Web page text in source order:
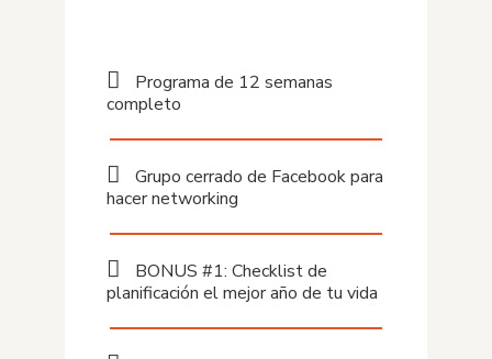
Programa de 12 semanas
completo
Grupo cerrado de Facebook para
hacer networking
BONUS #1: Checklist de
planificación el mejor año de tu vida